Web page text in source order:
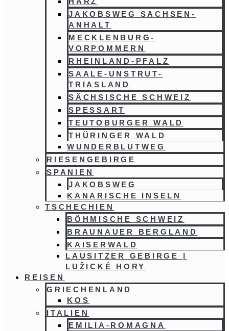
JAKOBSWEG SACHSEN-
ANHALT
MECKLENBURG-
VORPOMMERN
RHEINLAND-PFALZ
SAALE-UNSTRUT-
TRIASLAND
SÄCHSISCHE SCHWEIZ
SPESSART
TEUTOBURGER WALD
THÜRINGER WALD
WUNDERBLUTWEG
RIESENGEBIRGE
SPANIEN
JAKOBSWEG
KANARISCHE INSELN
TSCHECHIEN
BÖHMISCHE SCHWEIZ
BRAUNAUER BERGLAND
KAISERWALD
LAUSITZER GEBIRGE |
LUŽICKÉ HORY
REISEN
GRIECHENLAND
KOS
ITALIEN
EMILIA-ROMAGNA